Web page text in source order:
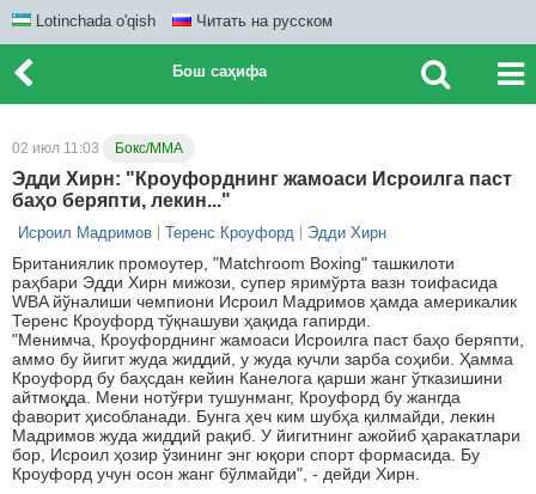
Lotinchada o'qish Читать на русском
Бош саҳифа
02 июл 11:03 Бокс/ММА
Эдди Хирн: "Кроуфорднинг жамоаси Исроилга паст
баҳо беряпти, лекин..."
Исроил Мадримов Теренс Кроуфорд Эдди Хирн
Британиялик промоутер, "Matchroom Boxing" ташкилоти
раҳбари Эдди Хирн мижози, супер яримўрта вазн тоифасида
WBA йўналиши чемпиони Исроил Мадримов ҳамда америкалик
Теренс Кроуфорд тўқнашуви ҳақида гапирди.
"Менимча, Кроуфорднинг жамоаси Исроилга паст баҳо беряпти,
аммо бу йигит жуда жиддий, у жуда кучли зарба соҳиби. Ҳамма
Кроуфорд бу баҳсдан кейин Канелога қарши жанг ўтказишини
айтмоқда. Мени нотўғри тушунманг, Кроуфорд бу жангда
фаворит ҳисобланади. Бунга ҳеч ким шубҳа қилмайди, лекин
Мадримов жуда жиддий рақиб. У йигитнинг ажойиб ҳаракатлари
бор, Исроил ҳозир ўзининг энг юқори спорт формасида. Бу
Кроуфорд учун осон жанг бўлмайди", - дейди Хирн.